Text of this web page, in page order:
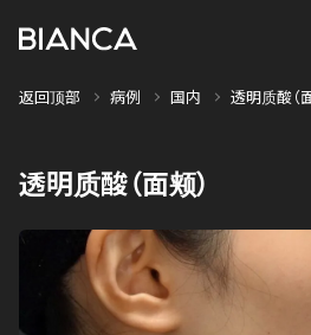
返回顶部 病例 国内 透明质酸（
透明质酸（面颊）